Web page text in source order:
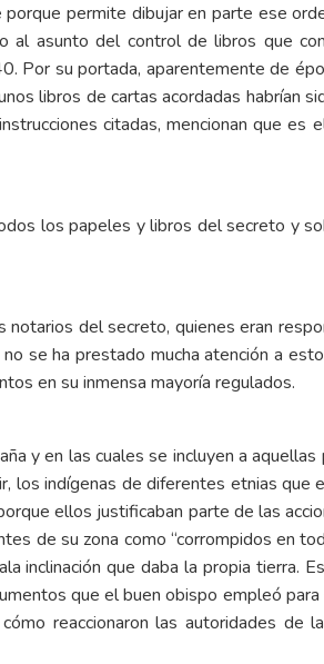
permite dibujar en parte ese
al asunto del control de libros que
Por su portada, aparentemente de
libros de cartas acordadas habrían
citadas, mencionan que es
los papeles y libros del secreto y
del secreto, quienes eran
se ha prestado mucha atención a
en su inmensa mayoría regulados.
y en las cuales se incluyen a
los indígenas de diferentes etnias que
ellos justificaban parte de las
de su zona como “corrompidos en
inclinación que daba la propia tierra.
que el buen obispo empleó
reaccionaron las autoridades de